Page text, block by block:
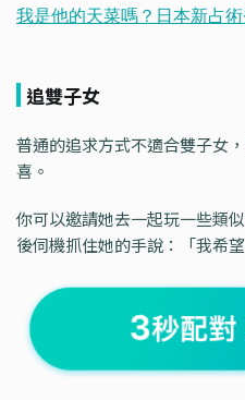
追雙子女
普通的追求方式不適合雙子女
喜。
你可以邀請她去一起玩一些類
後伺機抓住她的手說：「我希